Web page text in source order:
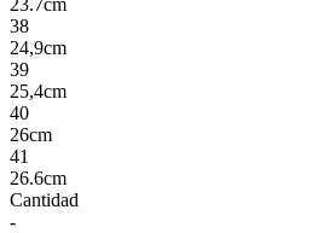
38
24,9cm
39
25,4cm
40
26cm
41
26.6cm
Cantidad
-